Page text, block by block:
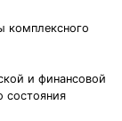
комплексного
и финансовой
состояния